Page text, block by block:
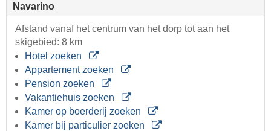
Navarino
Afstand vanaf het centrum van het dorp tot aan het
skigebied: 8 km
Hotel zoeken
Appartement zoeken
Pension zoeken
Vakantiehuis zoeken
Kamer op boerderij zoeken
Kamer bij particulier zoeken